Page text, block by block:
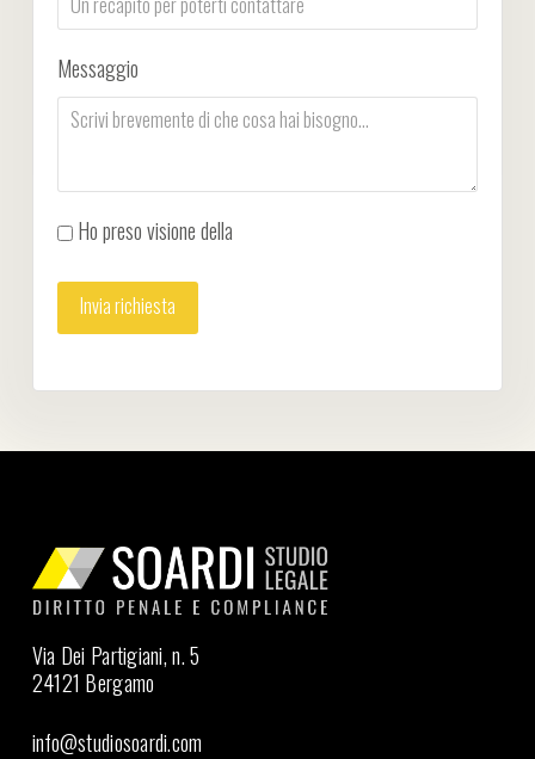
Messaggio
Ho preso visione della
Via Dei Partigiani, n. 5
24121 Bergamo
info@studiosoardi.com